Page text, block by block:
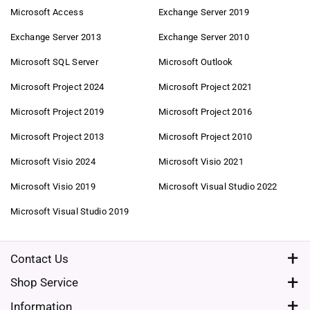
With modern systems, we automate many processes – from
ordering to customer service. This saves time and costs.
Less advertising – more trust
recommendations from satisfied customers – for us, that's the
best advertising.
work with a lean profit margin and offer you fair prices
permanently.
receive only original, flawless software.
Certified shop security
Microsoft Access Exchange Server 2019
Exchange Server 2013 Exchange Server 2010
Microsoft SQL Server Microsoft Outlook
Microsoft Project 2024 Microsoft Project 2021
Microsoft Project 2019 Microsoft Project 2016
Microsoft Project 2013 Microsoft Project 2010
Microsoft Visio 2024 Microsoft Visio 2021
Microsoft Visio 2019 Microsoft Visual Studio 2022
Microsoft Visual Studio 2019
Contact Us
Monday - Friday from 09:00 - 17:00
+49 3221 2292585
Shop Service
Request A Quote
Information